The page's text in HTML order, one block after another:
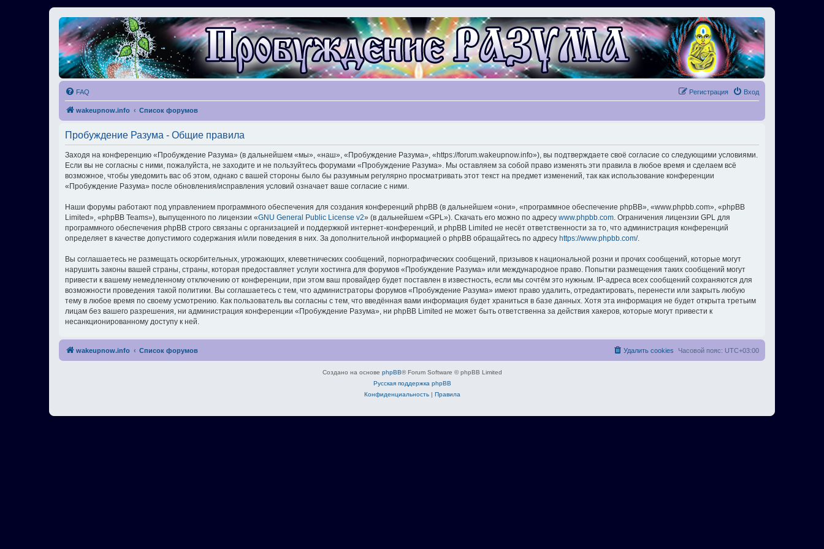
FAQ Вход
Регистрация
wakeupnow.info Список форумов
Пробуждение Разума - Общие правила
Заходя на конференцию «Пробуждение Разума» (в дальнейшем «мы», «наш», «Пробуждение Разума», «https://forum.wakeupnow.info»), вы подтверждаете своё согласие со следующими условиями.
Если вы не согласны с ними, пожалуйста, не заходите и не пользуйтесь форумами «Пробуждение Разума». Мы оставляем за собой право изменять эти правила в любое время и сделаем всё
возможное, чтобы уведомить вас об этом, однако с вашей стороны было бы разумным регулярно просматривать этот текст на предмет изменений, так как использование конференции
«Пробуждение Разума» после обновления/исправления условий означает ваше согласие с ними.
Наши форумы работают под управлением программного обеспечения для создания конференций phpBB (в дальнейшем «они», «программное обеспечение phpBB», «www.phpbb.com», «phpBB
Limited», «phpBB Teams»), выпущенного по лицензии «GNU General Public License v2» (в дальнейшем «GPL»). Скачать его можно по адресу www.phpbb.com. Ограничения лицензии GPL для
программного обеспечения phpBB строго связаны с организацией и поддержкой интернет-конференций, и phpBB Limited не несёт ответственности за то, что администрация конференций
определяет в качестве допустимого содержания и/или поведения в них. За дополнительной информацией о phpBB обращайтесь по адресу https://www.phpbb.com/.
Вы соглашаетесь не размещать оскорбительных, угрожающих, клеветнических сообщений, порнографических сообщений, призывов к национальной розни и прочих сообщений, которые могут
нарушить законы вашей страны, страны, которая предоставляет услуги хостинга для форумов «Пробуждение Разума» или международное право. Попытки размещения таких сообщений могут
привести к вашему немедленному отключению от конференции, при этом ваш провайдер будет поставлен в известность, если мы сочтём это нужным. IP-адреса всех сообщений сохраняются для
возможности проведения такой политики. Вы соглашаетесь с тем, что администраторы форумов «Пробуждение Разума» имеют право удалить, отредактировать, перенести или закрыть любую
тему в любое время по своему усмотрению. Как пользователь вы согласны с тем, что введённая вами информация будет храниться в базе данных. Хотя эта информация не будет открыта третьим
лицам без вашего разрешения, ни администрация конференции «Пробуждение Разума», ни phpBB Limited не может быть ответственна за действия хакеров, которые могут привести к
несанкционированному доступу к ней.
wakeupnow.info Список форумов Часовой пояс: UTC+03:00
Удалить cookies
Создано на основе phpBB® Forum Software © phpBB Limited
Русская поддержка phpBB
Конфиденциальность| Правила